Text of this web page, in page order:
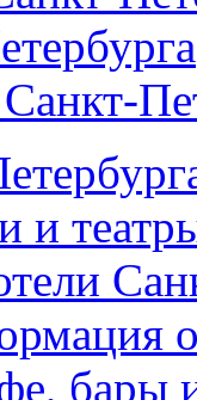
и
бары